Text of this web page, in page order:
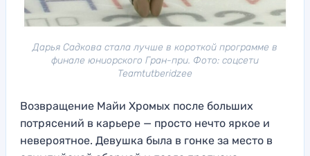
Дарья Садкова стала лучше в короткой программе в
финале юниорского Гран-при. Фото: соцсети
Teamtutberidzee
Возвращение Майи Хромых после больших
потрясений в карьере — просто нечто яркое и
невероятное. Девушка была в гонке за место в